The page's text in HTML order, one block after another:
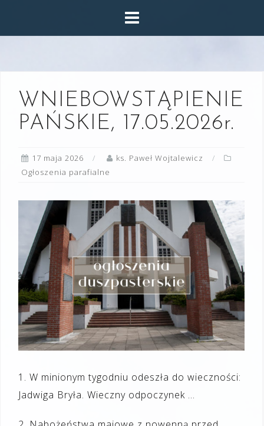
WNIEBOWSTĄPIENIE
PAŃSKIE, 17.05.2026r.
17 maja 2026
ks. Paweł Wojtalewicz
Ogłoszenia parafialne
1. W minionym tygodniu odeszła do wieczności:
Jadwiga Bryła. Wieczny odpoczynek …